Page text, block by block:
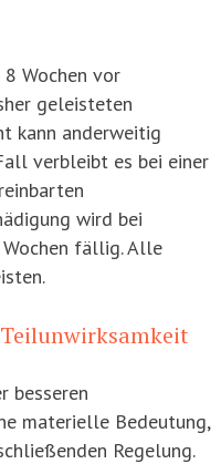
Wochen vor
geleisteten
kann anderweitig
verbleibt es bei einer
wird bei
fällig. Alle
besseren
materielle Bedeutung,
Regelung.